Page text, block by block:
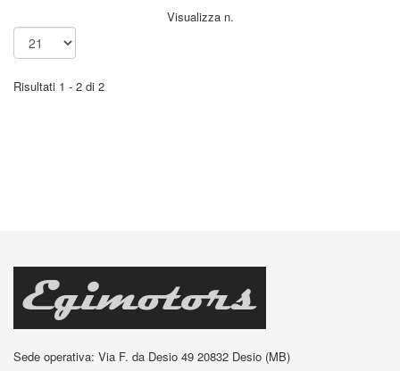
Visualizza n.
Risultati 1 - 2 di 2
Sede operativa: Via F. da Desio 49 20832 Desio (MB)